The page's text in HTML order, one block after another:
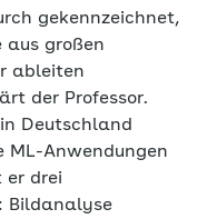
gekennzeichnet,
aus großen
ableiten
der Professor.
Deutschland
ML-Anwendungen
er drei
Bildanalyse